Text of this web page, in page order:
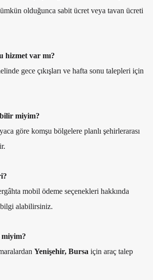
olduğunca sabit ücret veya tavan ücreti
hizmet var mı?
gece çıkışları ve hafta sonu talepleri için
miyim?
göre komşu bölgelere planlı şehirlerarası
mobil ödeme seçenekleri hakkında
alabilirsiniz.
Yenişehir, Bursa için araç talep